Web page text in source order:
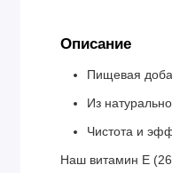
Описание
Пищевая
Из
Чистота и
Наш витамин E